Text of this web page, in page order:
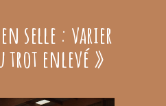
selle : varier
trot enlevé »